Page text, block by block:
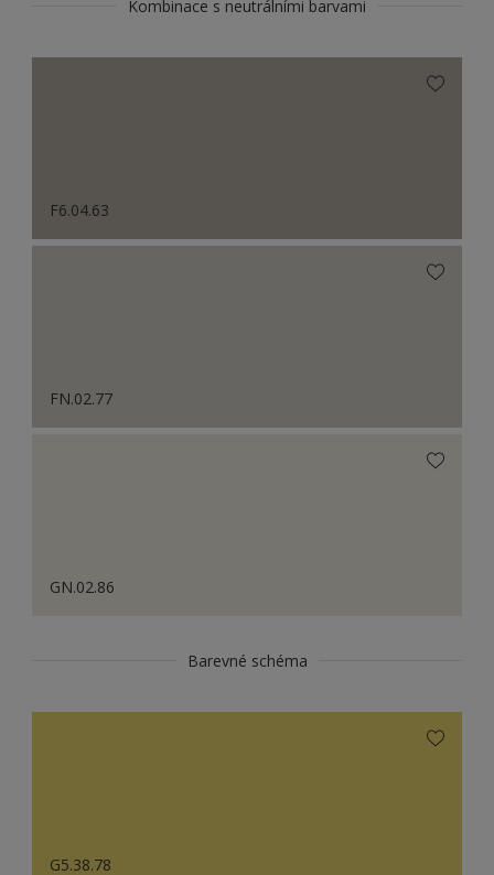
Kombinace s neutrálními barvami
F6.04.63
FN.02.77
GN.02.86
Barevné schéma
G5.38.78